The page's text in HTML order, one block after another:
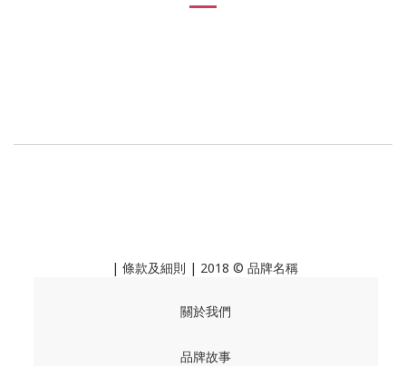
| 條款及細則 | 2018 © 品牌名稱
關於我們
品牌故事